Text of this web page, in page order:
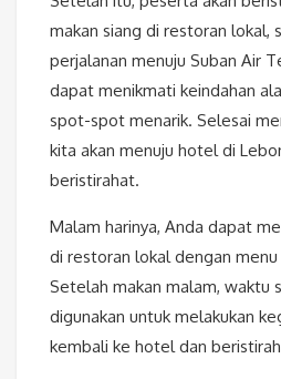
makan siang di restoran lokal,
perjalanan menuju Suban Air
dapat menikmati keindahan
spot-spot menarik. Selesai
kita akan menuju hotel di
beristirahat.
Malam harinya, Anda dapat
di restoran lokal dengan
Setelah makan malam, waktu
digunakan untuk melakukan
kembali ke hotel dan